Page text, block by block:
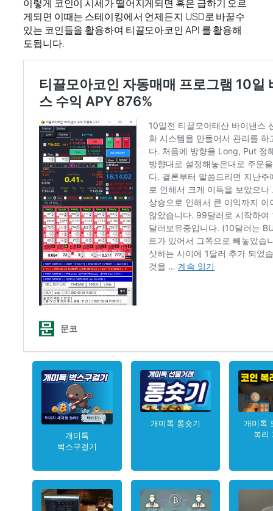
이렇게 코인이 시세가 떨어지게되면 혹은 급하기 오르
게되면 이때는 스테이킹에서 언제든지 USD로 바꿀수
있는 코인들을 활용하여 티끌모아코인 API 를 활용해
도됩니다.